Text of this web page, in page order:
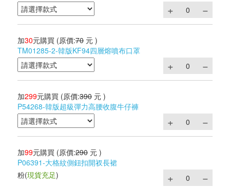
加30元購買 (原價:70 元 )
TM01285-2-韓版KF94四層熔噴布口罩
加299元購買 (原價:390 元 )
P54268-韓版超級彈力高腰收腹牛仔褲
加99元購買 (原價:290 元 )
P06391-大格紋側鈕扣開衩長裙
粉(現貨充足)